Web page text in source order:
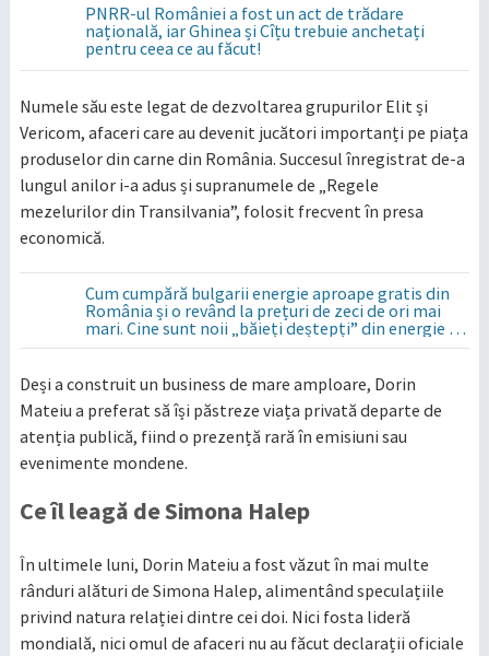
PNRR-ul României a fost un act de trădare
națională, iar Ghinea și Cîțu trebuie anchetați
pentru ceea ce au făcut!
Numele său este legat de dezvoltarea grupurilor Elit și
Vericom, afaceri care au devenit jucători importanți pe piața
produselor din carne din România. Succesul înregistrat de-a
lungul anilor i-a adus și supranumele de „Regele
mezelurilor din Transilvania”, folosit frecvent în presa
economică.
Cum cumpără bulgarii energie aproape gratis din
România și o revând la prețuri de zeci de ori mai
mari. Cine sunt noii „băieți deștepți” din energie de
la sud de Dunăre
Deși a construit un business de mare amploare, Dorin
Mateiu a preferat să își păstreze viața privată departe de
atenția publică, fiind o prezență rară în emisiuni sau
evenimente mondene.
Ce îl leagă de Simona Halep
În ultimele luni, Dorin Mateiu a fost văzut în mai multe
rânduri alături de Simona Halep, alimentând speculațiile
privind natura relației dintre cei doi. Nici fosta lideră
mondială, nici omul de afaceri nu au făcut declarații oficiale